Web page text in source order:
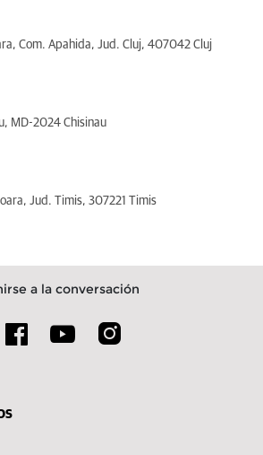
Com. Apahida, Jud. Cluj, 407042 Cluj
MD-2024 Chisinau
Jud. Timis, 307221 Timis
a la conversación